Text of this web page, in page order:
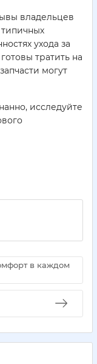
владельцев
типичных
ухода за
тратить на
могут
исследуйте
в каждом